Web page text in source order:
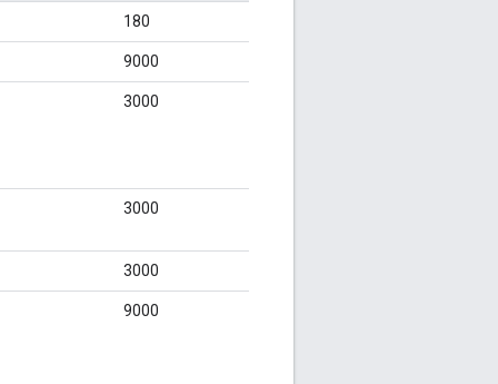
180
9000
3000
3000
3000
9000